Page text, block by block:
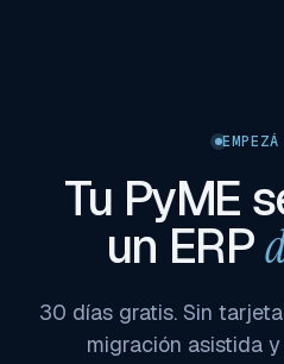
Tu PyME
un ERP
30 días gratis. Sin
migración asistida